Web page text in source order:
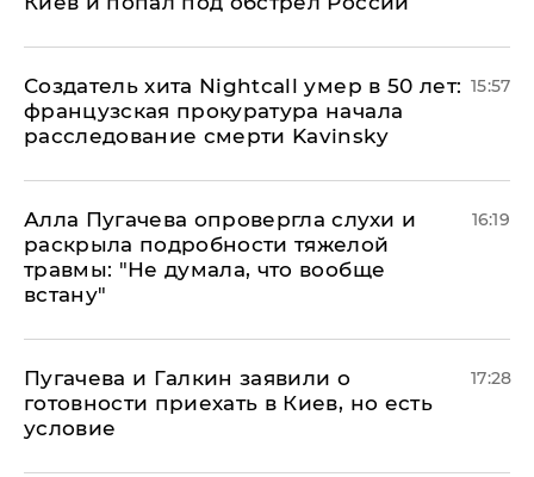
Создатель хита Nightcall умер в 50 лет:
французская прокуратура начала
расследование смерти Kavinsky
15:57
Алла Пугачева опровергла слухи и
раскрыла подробности тяжелой
травмы: "Не думала, что вообще
встану"
16:19
Пугачева и Галкин заявили о
готовности приехать в Киев, но есть
условие
17:28